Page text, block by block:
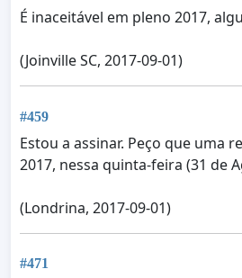
É inaceitável em pleno 2017,
(Joinville SC, 2017-09-01)
#459
Estou a assinar. Peço que uma
2017, nessa quinta-feira (31 de
(Londrina, 2017-09-01)
#471